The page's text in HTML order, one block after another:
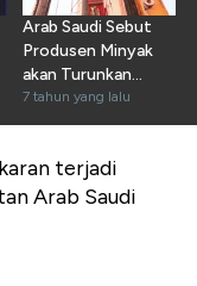
Arab Saudi Sebut
Produsen Minyak
akan Turunkan
Suplai
7 tahun yang lalu
terjadi
Arab Saudi